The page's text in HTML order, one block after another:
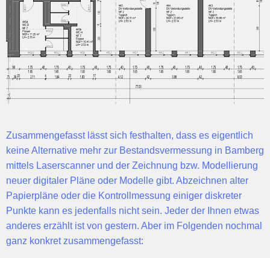
Zusammengefasst lässt sich festhalten, dass es eigentlich
keine Alternative mehr zur Bestandsvermessung in Bamberg
mittels Laserscanner und der Zeichnung bzw. Modellierung
neuer digitaler Pläne oder Modelle gibt. Abzeichnen alter
Papierpläne oder die Kontrollmessung einiger diskreter
Punkte kann es jedenfalls nicht sein. Jeder der Ihnen etwas
anderes erzählt ist von gestern. Aber im Folgenden nochmal
ganz konkret zusammengefasst: